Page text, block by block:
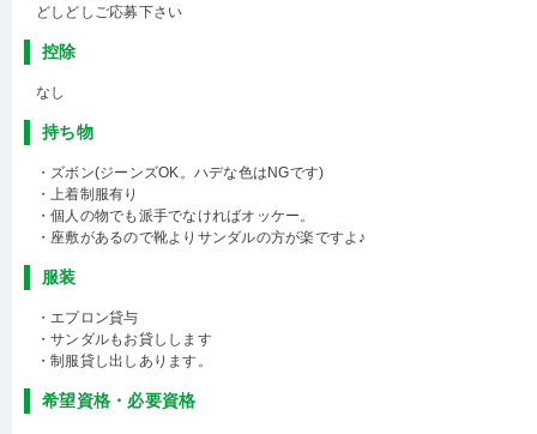
どしどしご応募下さい
控除
なし
持ち物
・ズボン(ジーンズOK。ハデな色はNGです)
・上着制服有り
・個人の物でも派手でなければオッケー。
・座敷があるので靴よりサンダルの方が楽ですよ♪
服装
・エプロン貸与
・サンダルもお貸しします
・制服貸し出しあります。
希望資格・必要資格